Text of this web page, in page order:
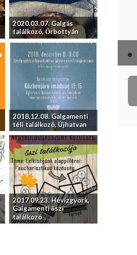
2020.03.07. Galgás
találkozó, Őrbottyán
2018.12.08. Galgamenti
téli találkozó, Újhatvan
2017.09.23. Hévízgyörk,
Galgamenti őszi
találkozó